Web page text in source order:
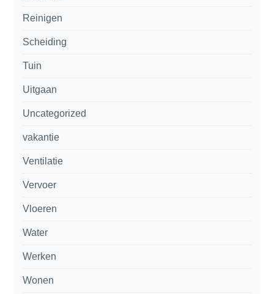
Reinigen
Scheiding
Tuin
Uitgaan
Uncategorized
vakantie
Ventilatie
Vervoer
Vloeren
Water
Werken
Wonen